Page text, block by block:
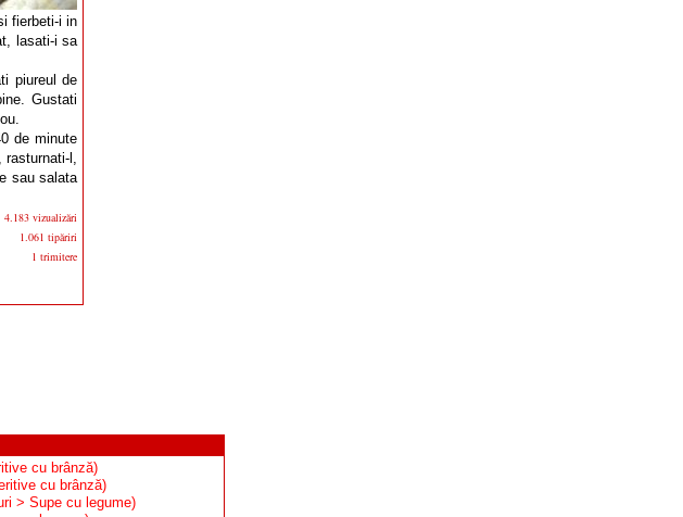
fierbeti-i in
lasati-i sa
piureul de
Gustati
de minute
rasturnati-l,
sau salata
4.183 vizualizări
1.061 tipăriri
1 trimitere
cu brânză)
cu brânză)
> Supe cu legume)